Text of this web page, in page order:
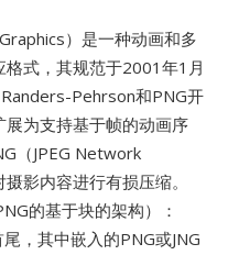
）是一种动画和多
格式，其规范于2001年1月
Pehrson和PNG开
为支持基于帧的动画序
（JPEG Network
影内容进行有损压缩。
的基于块的架构）：
，其中嵌入的PNG或JNG